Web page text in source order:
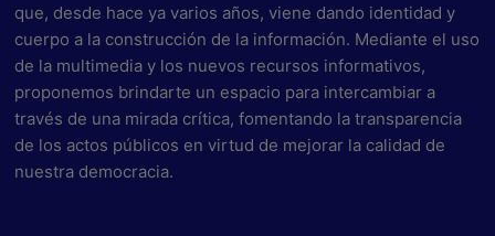
que, desde hace ya varios años, viene dando identidad y
cuerpo a la construcción de la información. Mediante el uso
de la multimedia y los nuevos recursos informativos,
proponemos brindarte un espacio para intercambiar a
través de una mirada crítica, fomentando la transparencia
de los actos públicos en virtud de mejorar la calidad de
nuestra democracia.